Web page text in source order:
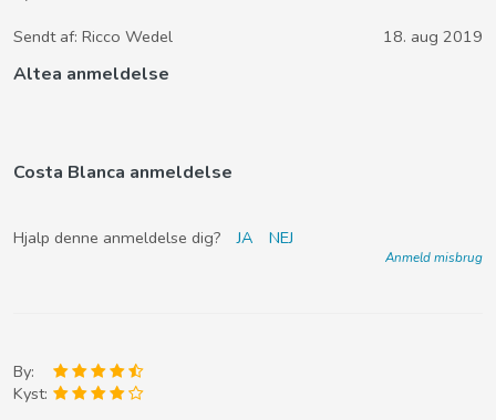
Sendt af: Ricco Wedel 18. aug 2019
Altea anmeldelse
Costa Blanca anmeldelse
Hjalp denne anmeldelse dig? JA NEJ
Anmeld misbrug
By:
Kyst: